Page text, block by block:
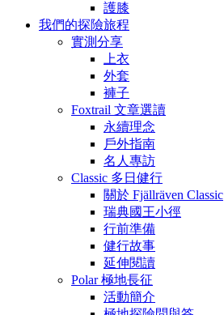
護膝
我們的探險旅程
實測分享
上衣
外套
褲子
Foxtrail 文章選讀
永續理念
戶外指南
名人專訪
Classic 多日健行
關於 Fjällräven Classic
瑞典國王小徑
行前準備
健行故事
延伸閱讀
Polar 極地長征
活動簡介